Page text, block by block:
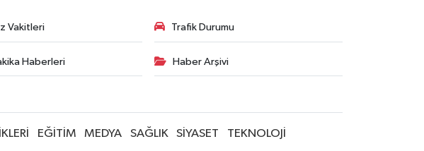
Vakitleri Trafik Durumu
Haberleri Haber Arşivi
EĞİTİM MEDYA SAĞLIK SİYASET TEKNOLOJİ